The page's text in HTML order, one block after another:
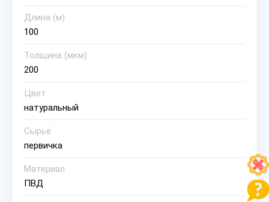
Длина (м)
100
Толщина (мкм)
200
Цвет
натуральный
Сырьё
первичка
Материал
ПВД